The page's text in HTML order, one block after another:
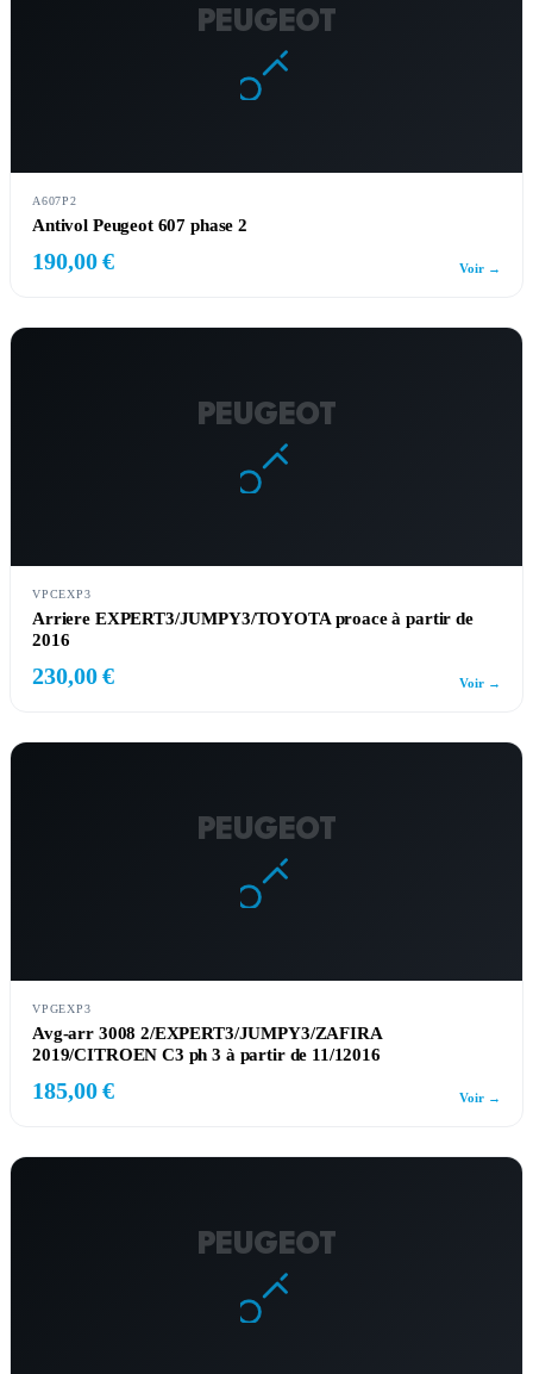
PEUGEOT
A607P2
Antivol Peugeot 607 phase 2
190,00 € Voir →
PEUGEOT
VPCEXP3
Arriere EXPERT3/JUMPY3/TOYOTA proace à partir de
2016
230,00 € Voir →
PEUGEOT
VPGEXP3
Avg-arr 3008 2/EXPERT3/JUMPY3/ZAFIRA
2019/CITROEN C3 ph 3 à partir de 11/12016
185,00 € Voir →
PEUGEOT